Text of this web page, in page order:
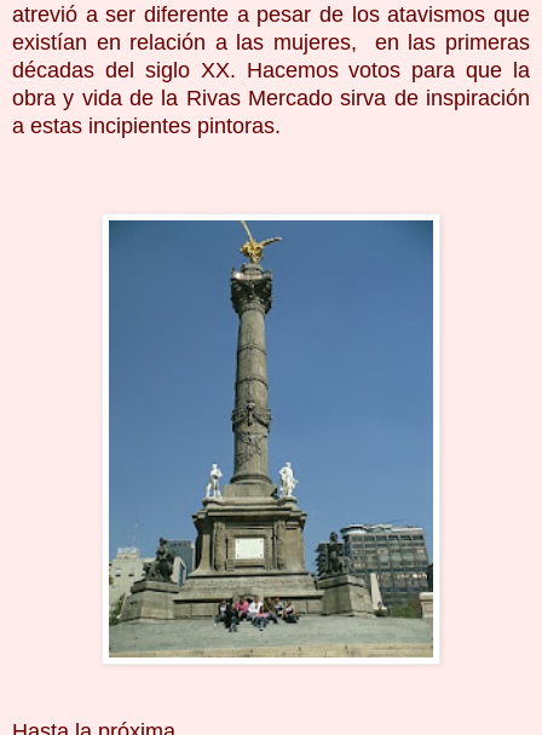
atrevió a ser diferente a pesar de los atavismos que
existían en relación a las mujeres, en las primeras
décadas del siglo XX. Hacemos votos para que la
obra y vida de la Rivas Mercado sirva de inspiración
a estas incipientes pintoras.